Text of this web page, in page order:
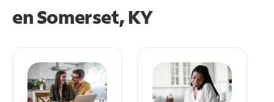
enSomerset, KY